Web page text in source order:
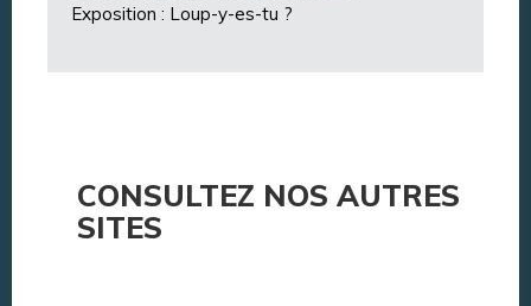
Exposition : Loup-y-es-tu ?
CONSULTEZ NOS AUTRES
SITES